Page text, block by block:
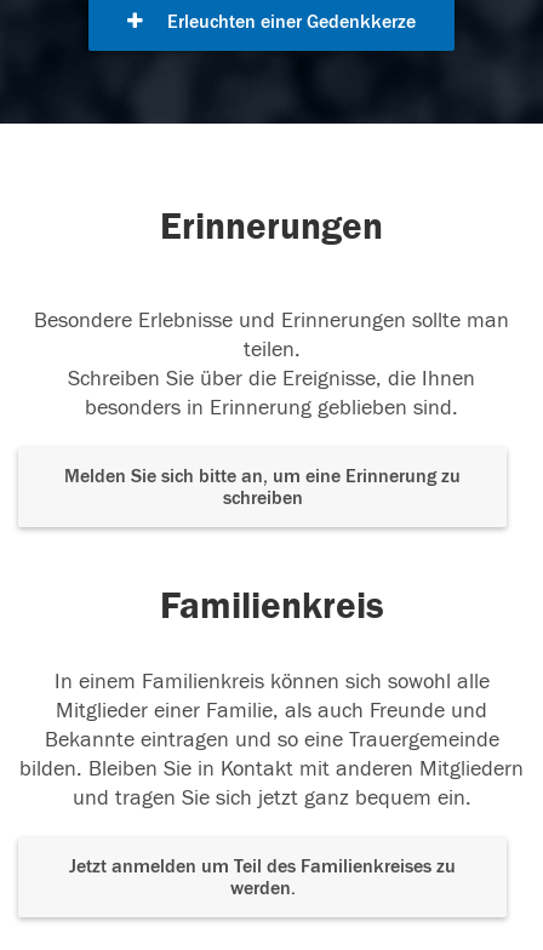
Erleuchten einer Gedenkkerze
Erinnerungen
Besondere Erlebnisse und Erinnerungen sollte man
teilen.
Schreiben Sie über die Ereignisse, die Ihnen
besonders in Erinnerung geblieben sind.
Melden Sie sich bitte an, um eine Erinnerung zu
schreiben
Familienkreis
In einem Familienkreis können sich sowohl alle
Mitglieder einer Familie, als auch Freunde und
Bekannte eintragen und so eine Trauergemeinde
bilden. Bleiben Sie in Kontakt mit anderen Mitgliedern
und tragen Sie sich jetzt ganz bequem ein.
Jetzt anmelden um Teil des Familienkreises zu
werden.